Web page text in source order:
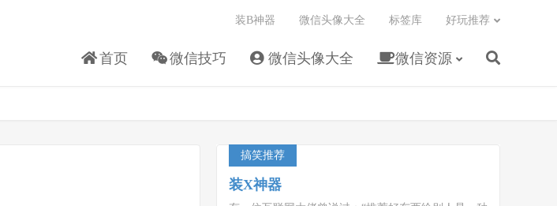
首页 微信技巧 微信头像大全 微信资源
装B神器 微信头像大全 标签库 好玩推荐
搞笑推荐
装X神器